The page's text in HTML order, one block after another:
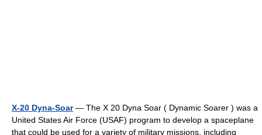
X-20 Dyna-Soar— The X 20 Dyna Soar ( Dynamic Soarer ) was a
United States Air Force (USAF) program to develop a spaceplane
that could be used for a variety of military missions, including